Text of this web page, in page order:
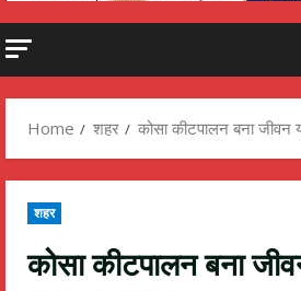
Home शहर कोसा कीटपालन बना
शहर
कोसा कीटपालन बना